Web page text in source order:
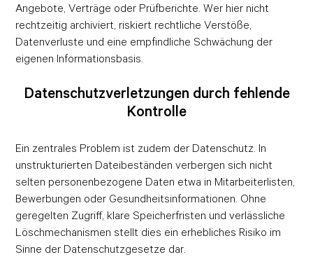
Angebote, Verträge oder Prüfberichte. Wer hier nicht
rechtzeitig archiviert, riskiert rechtliche Verstöße,
Datenverluste und eine empfindliche Schwächung der
eigenen Informationsbasis.
Datenschutzverletzungen durch fehlende
Kontrolle
Ein zentrales Problem ist zudem der Datenschutz. In
unstrukturierten Dateibeständen verbergen sich nicht
selten personenbezogene Daten etwa in Mitarbeiterlisten,
Bewerbungen oder Gesundheitsinformationen. Ohne
geregelten Zugriff, klare Speicherfristen und verlässliche
Löschmechanismen stellt dies ein erhebliches Risiko im
Sinne der Datenschutzgesetze dar.